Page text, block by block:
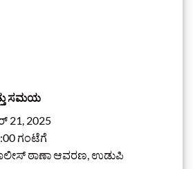
ಸಮಯ
21, 2025
ಗಂಟೆಗೆ
ಠಾಣಾ ಆವರಣ, ಉಡುಪಿ